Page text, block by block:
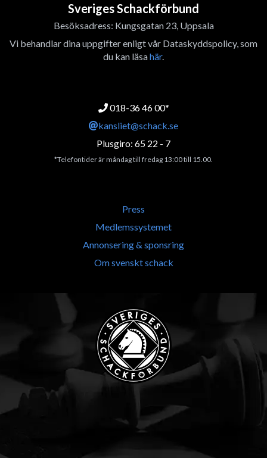
Sveriges Schackförbund
Besöksadress: Kungsgatan 23, Uppsala
Vi behandlar dina uppgifter enligt vår Dataskyddspolicy, som
du kan läsahär.
018-36 46 00*
kansliet@schack.se
Plusgiro: 65 22 - 7
*Telefontider är måndag till fredag 13:00 till 15.00.
Press
Medlemssystemet
Annonsering & sponsring
Om svenskt schack